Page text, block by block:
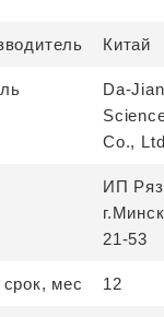
Китай
Da-
Co.,
ИП
21-53
мес 12